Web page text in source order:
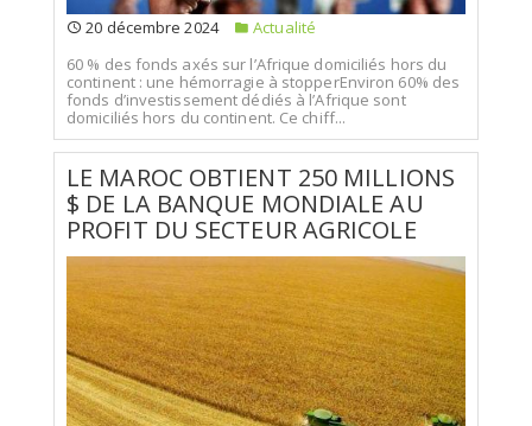
20 décembre 2024
Actualité
60 % des fonds axés sur l’Afrique domiciliés hors du
continent : une hémorragie à stopperEnviron 60% des
fonds d’investissement dédiés à l’Afrique sont
domiciliés hors du continent. Ce chiff...
LE MAROC OBTIENT 250 MILLIONS
$ DE LA BANQUE MONDIALE AU
PROFIT DU SECTEUR AGRICOLE